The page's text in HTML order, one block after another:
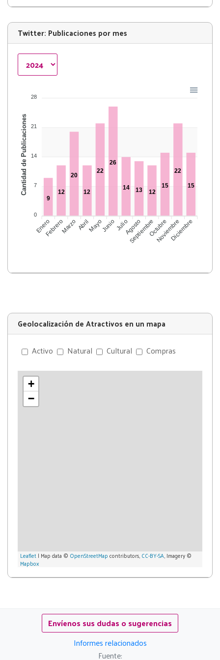
Twitter: Publicaciones por mes
EneroFebreroMarzo AbrilMayoJunioJulioAgosto
SeptiembreOctubre
NoviembreDiciembre
9
12
20
12
22
26
14 13 12
15
22
15
28
21
14
7
0
Cantidad de Publicaciones
Geolocalización de Atractivos en un mapa
Activo Natural Cultural Compras
+
−
Leaflet | Map data © OpenStreetMap contributors, CC-BY-SA, Imagery ©
Mapbox
Envíenos sus dudas o sugerencias
Informes relacionados
Fuente: